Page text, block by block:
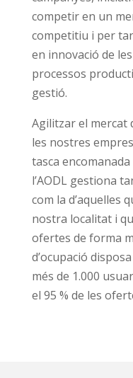
competir en un
competitiu i per
en innovació de
processos
gestió.
Agilitzar el mercat
les nostres
tasca encomanada
l’AODL gestiona
com la d’aquelles
nostra localitat i
ofertes de forma
d’ocupació
més de 1.000
el 95 % de les